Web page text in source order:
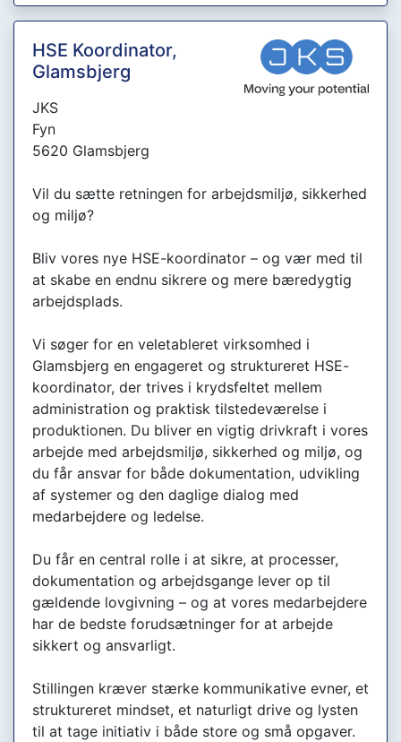
HSE Koordinator,
Glamsbjerg
JKS
Fyn
5620 Glamsbjerg
Vil du sætte retningen for arbejdsmiljø, sikkerhed
og miljø?
Bliv vores nye HSE-koordinator – og vær med til
at skabe en endnu sikrere og mere bæredygtig
arbejdsplads.
Vi søger for en veletableret virksomhed i
Glamsbjerg en engageret og struktureret HSE-
koordinator, der trives i krydsfeltet mellem
administration og praktisk tilstedeværelse i
produktionen. Du bliver en vigtig drivkraft i vores
arbejde med arbejdsmiljø, sikkerhed og miljø, og
du får ansvar for både dokumentation, udvikling
af systemer og den daglige dialog med
medarbejdere og ledelse.
Du får en central rolle i at sikre, at processer,
dokumentation og arbejdsgange lever op til
gældende lovgivning – og at vores medarbejdere
har de bedste forudsætninger for at arbejde
sikkert og ansvarligt.
Stillingen kræver stærke kommunikative evner, et
struktureret mindset, et naturligt drive og lysten
til at tage initiativ i både store og små opgaver.